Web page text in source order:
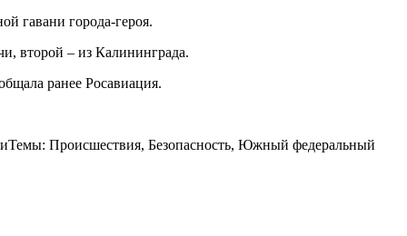
гавани города-героя.
второй – из Калининграда.
ранее Росавиация.
Происшествия, Безопасность, Южный федеральный